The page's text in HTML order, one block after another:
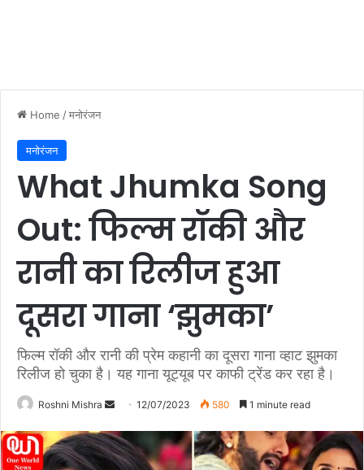
Home /मनोरंजन
मनोरंजन
What Jhumka Song
Out: फिल्म रॉकी और
रानी का रिलीज हुआ
दूसरा गाना ‘झुमका’
फिल्म रॉकी और रानी की प्रेम कहानी का दूसरा गाना व्हाट झुमका
रिलीज हो चुका है। यह गाना यूट्यूब पर काफी ट्रेंड कर रहा है।
Roshni Mishra
n
d
12/07/2023 580 1 minute read